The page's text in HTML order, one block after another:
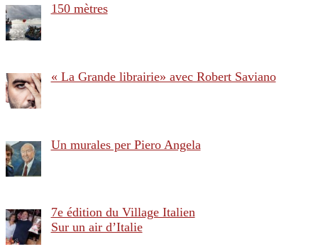
150 mètres
« La Grande librairie» avec Robert Saviano
Un murales per Piero Angela
7e édition du Village Italien
Sur un air d’Italie